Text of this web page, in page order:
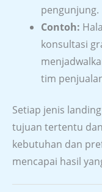
pengunjung.
Contoh:
konsultasi
tim
Setiap jenis
tujuan tertentu
kebutuhan dan
mencapai hasil